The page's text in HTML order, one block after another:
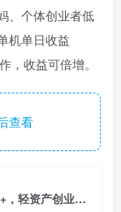
、个体创业者低
机单日收益
，收益可倍增。
查看
24小时自动带货！AI无人直播副业日赚800+，轻资产创业首选